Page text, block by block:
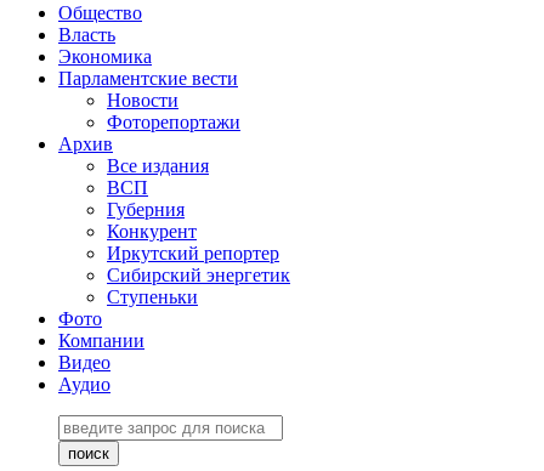
Общество
Власть
Экономика
Парламентские вести
Новости
Фоторепортажи
Архив
Все издания
ВСП
Губерния
Конкурент
Иркутский репортер
Сибирский энергетик
Ступеньки
Фото
Компании
Видео
Аудио